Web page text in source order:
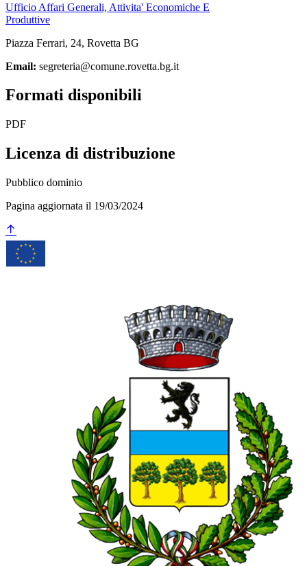
Ufficio Affari Generali, Attivita' Economiche E
Produttive
Piazza Ferrari, 24, Rovetta BG
Email: segreteria@comune.rovetta.bg.it
Formati disponibili
PDF
Licenza di distribuzione
Pubblico dominio
Pagina aggiornata il 19/03/2024